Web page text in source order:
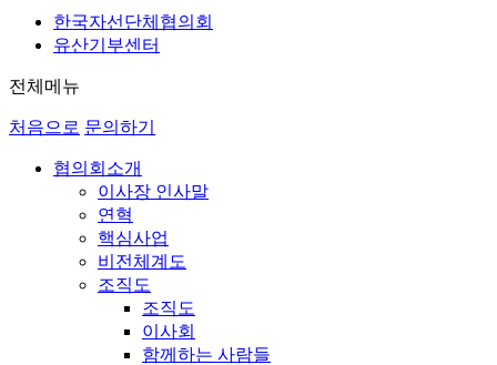
한국자선단체협의회
유산기부센터
전체메뉴
처음으로 문의하기
협의회소개
이사장 인사말
연혁
핵심사업
비전체계도
조직도
조직도
이사회
함께하는 사람들